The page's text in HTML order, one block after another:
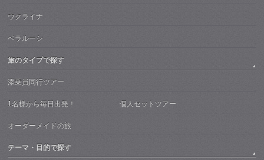
ウクライナ
ベラルーシ
旅のタイプで探す
添乗員同行ツアー
1名様から毎日出発！ 個人セットツアー
オーダーメイドの旅
テーマ・目的で探す